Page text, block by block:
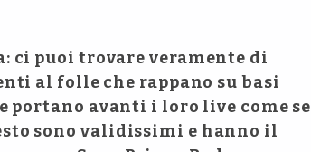
ci puoi trovare veramente di
al folle che rappano su basi
avanti i loro live come se
sono validissimi e hanno il